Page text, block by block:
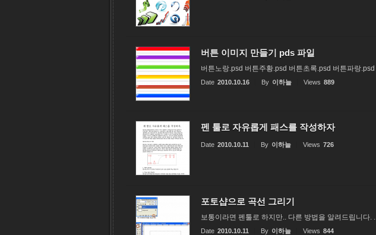
버튼 이미지 만들기 pds 파일
버튼노랑.psd 버튼주황.psd 버튼초록.psd 버튼파랑.psd
Date 2010.10.16 By 이하늘 Views 889
펜 툴로 자유롭게 패스를 작성하자
Date 2010.10.11 By 이하늘 Views 726
포토샵으로 곡선 그리기
보통이라면 펜툴로 하지만.. 다른 방법을 알려드립니다. .
Date 2010.10.11 By 이하늘 Views 844